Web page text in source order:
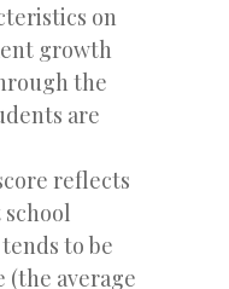
on
growth
the
are
reflects
to be
(the average